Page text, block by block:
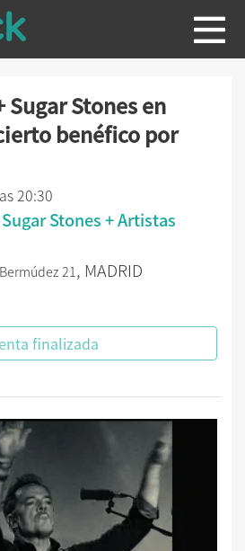
Sugar Stones en
benéfico por
20:30
Stones + Artistas
21, MADRID
finalizada